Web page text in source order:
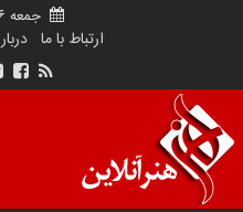
جمعه ۱۶ مرداد ۱۴۰۵
ارتباط با ما